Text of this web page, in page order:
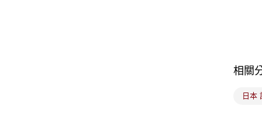
相關
日本